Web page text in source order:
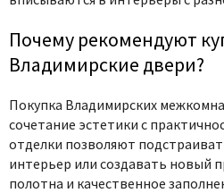
Почему рекомендуют
Владимирские двери?
Покупка Владимирских
сочетание эстетики с
отделки позволяют
интерьер или создавать новый
полотна и качественное